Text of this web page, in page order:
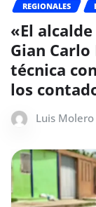
REGIONALES
«El
Gian
técnica
los
Luis Molero